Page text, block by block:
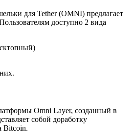
для Tether (OMNI) предлагает
доступно 2 вида
Omni Layer, созданный в
собой доработку
Bitcoin.